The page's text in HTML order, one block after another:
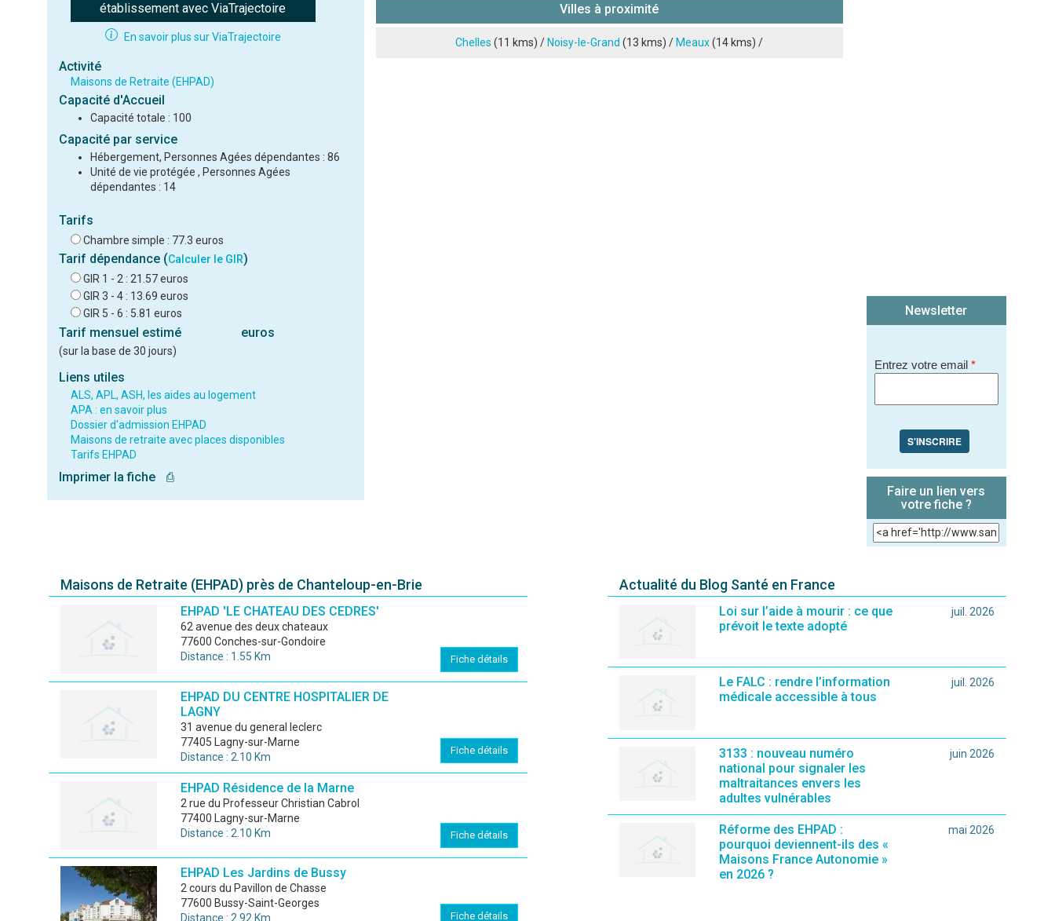
établissement avec ViaTrajectoire
En savoir plus sur ViaTrajectoire
Activité
Maisons de Retraite (EHPAD)
Capacité d'Accueil
Capacité totale : 100
Capacité par service
Hébergement, Personnes Agées dépendantes : 86
Unité de vie protégée , Personnes Agées
dépendantes : 14
Tarifs
Chambre simple : 77.3 euros
Tarif dépendance (Calculer le GIR)
GIR 1 - 2 : 21.57 euros
GIR 3 - 4 : 13.69 euros
GIR 5 - 6 : 5.81 euros
Tarif mensuel estimé euros
(sur la base de 30 jours)
Liens utiles
ALS, APL, ASH, les aides au logement
APA : en savoir plus
Dossier d'admission EHPAD
Maisons de retraite avec places disponibles
Tarifs EHPAD
Imprimer la fiche ⎙
Note que vous souhaitez attribuer :
Villes à proximité
Chelles (11 kms) / Noisy-le-Grand (13 kms) / Meaux(14 kms) /
Newsletter
Entrez votre email *
S'INSCRIRE
Faire un lien vers
votre fiche ?
Maisons de Retraite (EHPAD) près de Chanteloup-en-Brie
EHPAD 'LE CHATEAU DES CEDRES'
62 avenue des deux chateaux
77600 Conches-sur-Gondoire
Distance : 1.55 Km
Fiche détails
EHPAD DU CENTRE HOSPITALIER DE
LAGNY
31 avenue du general leclerc
77405 Lagny-sur-Marne
Distance : 2.10 Km
Fiche détails
EHPAD Résidence de la Marne
2 rue du Professeur Christian Cabrol
77400 Lagny-sur-Marne
Distance : 2.10 Km
Fiche détails
EHPAD Les Jardins de Bussy
2 cours du Pavillon de Chasse
77600 Bussy-Saint-Georges
Distance : 2.92 Km
Fiche détails
Actualité du Blog Santé en France
Loi sur l’aide à mourir : ce que
prévoit le texte adopté
juil. 2026
Le FALC : rendre l’information
médicale accessible à tous
juil. 2026
3133 : nouveau numéro
national pour signaler les
maltraitances envers les
adultes vulnérables
juin 2026
Réforme des EHPAD :
pourquoi deviennent-ils des «
Maisons France Autonomie »
en 2026 ?
mai 2026